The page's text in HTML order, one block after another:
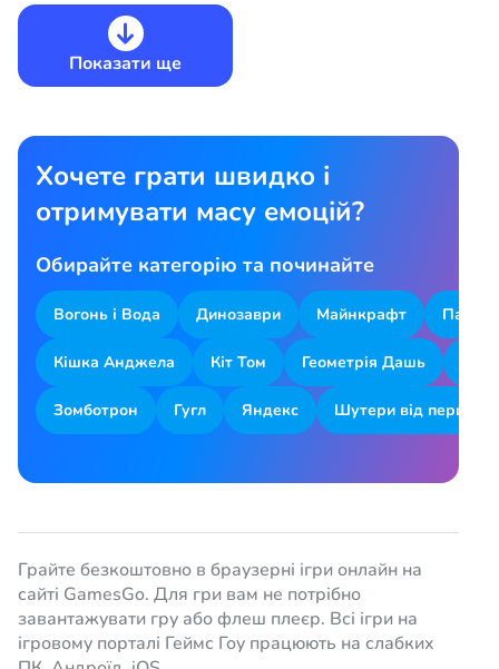
Показати ще
Хочете грати швидко і
отримувати масу емоцій?
Обирайте категорію та починайте
Вогонь і Вода Динозаври Майнкрафт
Кішка Анджела Кіт Том Геометрія Дашь
Зомботрон Гугл Яндекс Шутери від першої
Грайте безкоштовно в браузерні ігри онлайн на
сайті GamesGo. Для гри вам не потрібно
завантажувати гру або флеш плеєр. Всі ігри на
ігровому порталі Геймс Гоу працюють на слабких